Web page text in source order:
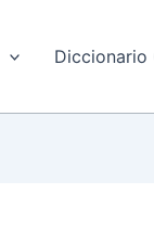
Diccionario